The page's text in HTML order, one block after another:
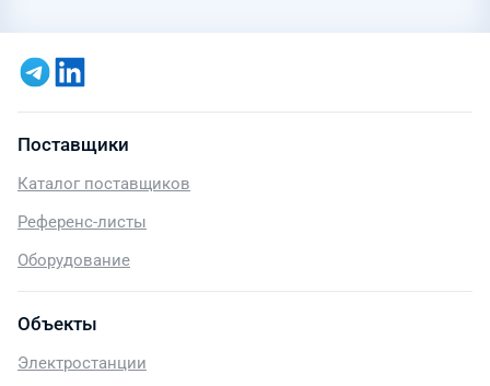
Поставщики
Каталог поставщиков
Референс-листы
Оборудование
Объекты
Электростанции